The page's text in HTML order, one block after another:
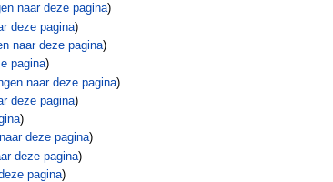
naar deze pagina)
deze pagina)
naar deze pagina)
pagina)
naar deze pagina)
deze pagina)
)
deze pagina)
deze pagina)
pagina)